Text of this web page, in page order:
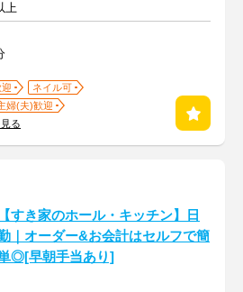
上
ネイル可
婦(夫)歓迎
る
【すき家のホール・キッチン】日
｜オーダー&お会計はセルフで簡
◎[早朝手当あり]